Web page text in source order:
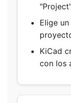
Elige
KiCad
con los